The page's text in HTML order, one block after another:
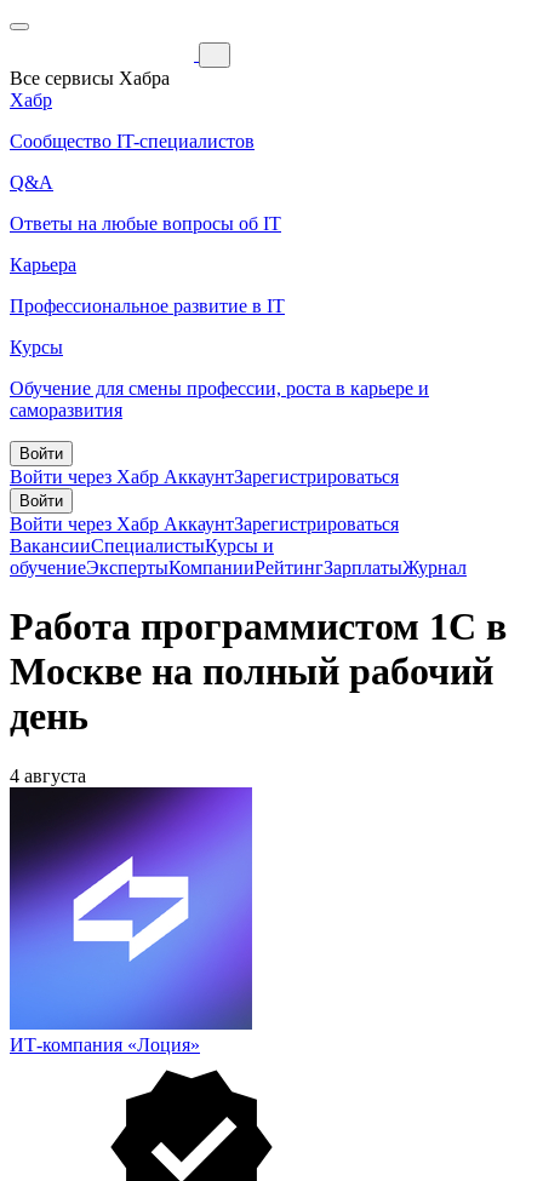
Все сервисы Хабра
Хабр
Сообщество IT-специалистов
Q&A
Ответы на любые вопросы об IT
Карьера
Профессиональное развитие в IT
Курсы
Обучение для смены профессии, роста в карьере и
саморазвития
Войти
Войти через Хабр АккаунтЗарегистрироваться
Войти
Войти через Хабр АккаунтЗарегистрироваться
ВакансииСпециалистыКурсы и
обучениеЭкспертыКомпанииРейтингЗарплатыЖурнал
Работа программистом 1С в
Москве на полный рабочий
день
4 августа
ИТ-компания «Лоция»